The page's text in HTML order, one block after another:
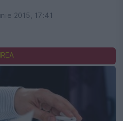
2015, 17:41